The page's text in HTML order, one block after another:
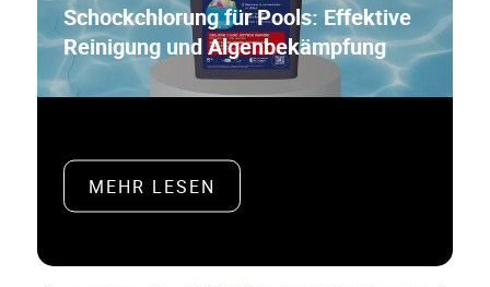
Schockchlorung für Pools: Effektive
Reinigung und Algenbekämpfung
MEHR LESEN